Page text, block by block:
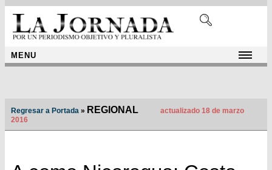
MENU
Regresar a Portada » REGIONAL
actualizado 18 de marzo
2016